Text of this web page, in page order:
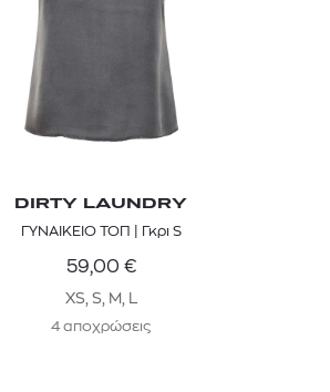
DIRTY LAUNDRY
ΓΥΝΑΙΚΕΙΟ ΤΟΠ | Γκρι S
59,00 €
XS, S, M, L
4 αποχρώσεις